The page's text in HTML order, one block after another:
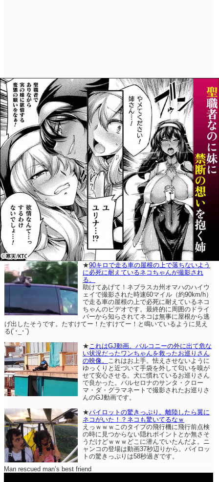
★90キロで走る車の屋根の上で落ちないよう
に必死に耐えているネコちゃんが撮影され
る。
助けてあげて！ネブラスカ州オマハのハイウ
ェイで撮影された時速60マイル（約90km/h）
で走る車の屋根の上で必死に耐えているネコ
ちゃんのビデオです。最終的に周囲のドライ
バーから知らされてネコは無事に屋根から逃
げ出したそうです。たすけてー！たすけてー！と鳴いているように見え
る(´･_･`)
★ これはGJ動画。バルコニーの外に出て危な
い状況だったワンちゃんを救ったお巡りさん
の映像。
これはお上手。怯えさせないように
ゆっくりと近づいて手袋を外して匂いを嗅が
せて安心させる。犬に慣れているお巡りさん
で良かった。バルセロナのサンタ・クロー
マ・ダ・グラマネートで撮影されたお巡りさ
んのGJ動画です。
★パイロットの驚きっぷり。離陸したら翼に
ネコがいた！？ネコも驚いてるなｗ
えっｗｗｗこのタイプの飛行機に飛行前点検
の時に見つからない隠れポイントとか無さそ
うだけどｗｗｗどこに潜んでいたんだよ。ニ
ャンコの登場は動画37秒辺りから。パイロッ
トの驚きっぷりは58秒過ぎです。
Man rescued man’s best friend